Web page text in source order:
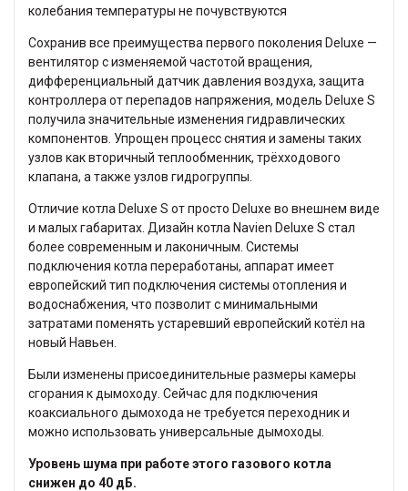
колебания температуры не почувствуются
Сохранив все преимущества первого поколения Deluxe —
вентилятор с изменяемой частотой вращения,
дифференциальный датчик давления воздуха, защита
контроллера от перепадов напряжения, модель Deluxe S
получила значительные изменения гидравлических
компонентов. Упрощен процесс снятия и замены таких
узлов как вторичный теплообменник, трёхходового
клапана, а также узлов гидрогруппы.
Отличие котла Deluxe S от просто Deluxe во внешнем виде
и малых габаритах. Дизайн котла Navien Deluxe S стал
более современным и лаконичным. Системы
подключения котла переработаны, аппарат имеет
европейский тип подключения системы отопления и
водоснабжения, что позволит с минимальными
затратами поменять устаревший европейский котёл на
новый Навьен.
Были изменены присоединительные размеры камеры
сгорания к дымоходу. Сейчас для подключения
коаксиального дымохода не требуется переходник и
можно использовать универсальные дымоходы.
Уровень шума при работе этого газового котла
снижен до 40 дБ.